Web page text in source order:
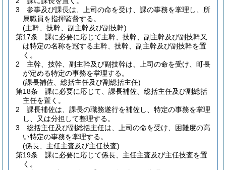
3
参事及び課長は、上司の命を受け、課の事務を掌理し、所
属職員を指揮監督する。
(主幹、技幹、副主幹及び副技幹)
第17条
課に必要に応じて主幹、技幹、副主幹及び副技幹又
は特定の名称を冠する主幹、技幹、副主幹及び副技幹を置
く。
2
主幹、技幹、副主幹及び副技幹は、上司の命を受け、町長
が定める特定の事務を掌理する。
(課長補佐、総括主任及び副総括主任)
第18条
課に必要に応じて、課長補佐、総括主任及び副総括
主任を置く。
2
課長補佐は、課長の職務遂行を補佐し、特定の事務を掌理
し、又は分担して整理する。
3
総括主任及び副総括主任は、上司の命を受け、困難度の高
い特定の事務を掌理する。
(係長、主任主査及び主任技査)
第19条
課に必要に応じて係長、主任主査及び主任技査を置
く。